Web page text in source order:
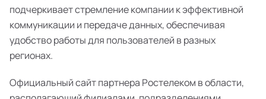
подчеркивает стремление компании к эффективной
коммуникации и передаче данных, обеспечивая
удобство работы для пользователей в разных
регионах.
Официальный сайт партнера Ростелеком в области,